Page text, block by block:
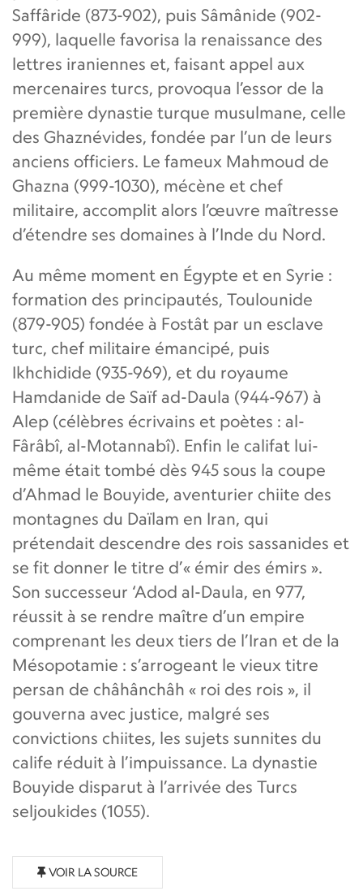
Saffâride (873-902), puis Sâmânide (902-
999), laquelle favorisa la renaissance des
lettres iraniennes et, faisant appel aux
mercenaires turcs, provoqua l’essor de la
première dynastie turque musulmane, celle
des Ghaznévides, fondée par l’un de leurs
anciens officiers. Le fameux Mahmoud de
Ghazna (999-1030), mécène et chef
militaire, accomplit alors l’œuvre maîtresse
d’étendre ses domaines à l’Inde du Nord.
Au même moment en Égypte et en Syrie :
formation des principautés, Toulounide
(879-905) fondée à Fostât par un esclave
turc, chef militaire émancipé, puis
Ikhchidide (935-969), et du royaume
Hamdanide de Saïf ad-Daula (944-967) à
Alep (célèbres écrivains et poètes : al-
Fârâbî, al-Motannabî). Enfin le califat lui-
même était tombé dès 945 sous la coupe
d’Ahmad le Bouyide, aventurier chiite des
montagnes du Daïlam en Iran, qui
prétendait descendre des rois sassanides et
se fit donner le titre d’« émir des émirs ».
Son successeur ‘Adod al-Daula, en 977,
réussit à se rendre maître d’un empire
comprenant les deux tiers de l’Iran et de la
Mésopotamie : s’arrogeant le vieux titre
persan de châhânchâh « roi des rois », il
gouverna avec justice, malgré ses
convictions chiites, les sujets sunnites du
calife réduit à l’impuissance. La dynastie
Bouyide disparut à l’arrivée des Turcs
seljoukides (1055).
VOIR LA SOURCE